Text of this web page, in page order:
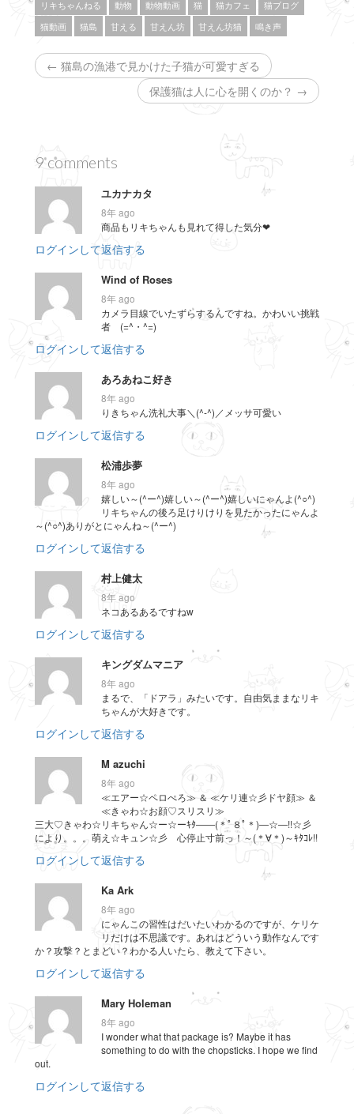
ま
す
)
ウ
ド
ウ
で
開
き
ま
す
リキちゃんねる
動物 動物動画 猫 猫カフェ
猫ブログ
猫動画
猫島 甘える 甘えん坊 甘えん坊猫 鳴き声
← 猫島の漁港で見かけた子猫が可愛すぎる
保護猫は人に心を開くのか？ →
9 comments
ユカナカタ
8年 ago
商品もリキちゃんも見れて得した気分❤
ログインして返信する
Wind of Roses
8年 ago
カメラ目線でいたずらするんですね。かわいい挑戦
者 (=^・^=)
ログインして返信する
あろあねこ好き
8年 ago
りきちゃん洗礼大事＼(^-^)／メッサ可愛い
ログインして返信する
松浦歩夢
8年 ago
嬉しい～(^ー^)嬉しい～(^ー^)嬉しいにゃんよ(^○^)
リキちゃんの後ろ足けりけりを見たかったにゃんよ
～(^○^)ありがとにゃんね～(^ー^)
ログインして返信する
村上健太
8年 ago
ネコあるあるですねw
ログインして返信する
キングダムマニア
8年 ago
まるで、「ドアラ」みたいです。自由気ままなリキ
ちゃんが大好きです。
ログインして返信する
M azuchi
8年 ago
≪エアー☆ペロぺろ≫ ＆ ≪ケリ連☆彡ドヤ顔≫ ＆
≪きゃわ☆お顔♡スリスリ≫
三大♡きゃわ☆リキちゃん☆ー☆ーｷﾀ――(＊ﾟ８ﾟ＊)―☆―!!☆彡
により。。。萌え☆キュン☆彡 心停止寸前っ！～(＊∀＊)～ｷﾀｺﾚ!!
ログインして返信する
Ka Ark
8年 ago
にゃんこの習性はだいたいわかるのですが、ケリケ
リだけは不思議です。あれはどういう動作なんです
か？攻撃？とまどい？わかる人いたら、教えて下さい。
ログインして返信する
Mary Holeman
8年 ago
I wonder what that package is? Maybe it has
something to do with the chopsticks. I hope we find
out.
ログインして返信する